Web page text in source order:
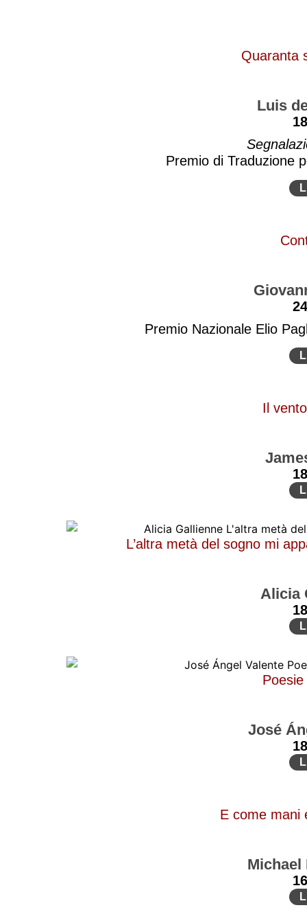
Quaranta
Luis
Premio di Traduzione
Premio Nazionale Elio
Il
L’altra metà del sogno mi
Alicia
José
E come mani
Michael